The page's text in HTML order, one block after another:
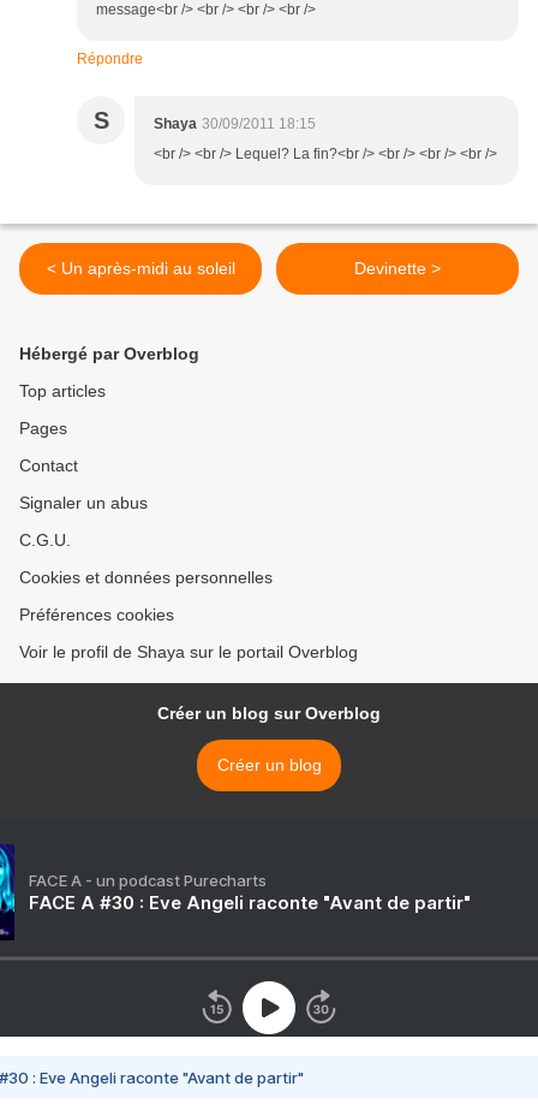
message<br /> <br /> <br /> <br />
Répondre
S Shaya 30/09/2011 18:15
<br /> <br /> Lequel? La fin?<br /> <br /> <br /> <br />
< Un après-midi au soleil Devinette >
Hébergé par Overblog
Top articles
Pages
Contact
Signaler un abus
C.G.U.
Cookies et données personnelles
Préférences cookies
Voir le profil de Shaya sur le portail Overblog
Créer un blog sur Overblog
Créer un blog
FACE A - un podcast Purecharts
FACE A #30 : Eve Angeli raconte "Avant de partir"
#30 : Eve Angeli raconte "Avant de partir"